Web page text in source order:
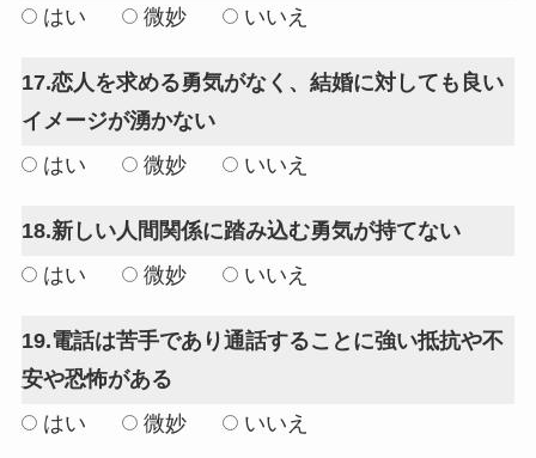
はい
微妙 いいえ
17.恋人を求める勇気がなく、結婚に対しても良い
イメージが湧かない
はい
微妙 いいえ
18.新しい人間関係に踏み込む勇気が持てない
はい
微妙 いいえ
19.電話は苦手であり通話することに強い抵抗や不
安や恐怖がある
はい
微妙 いいえ